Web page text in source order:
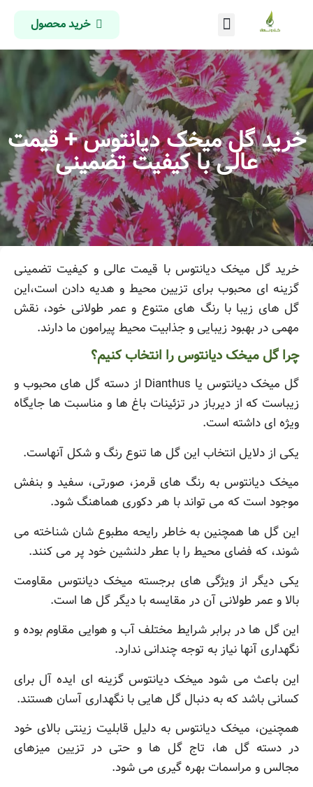
خرید محصول
خرید گل میخک دیانتوس + قیمت
عالی با کیفیت تضمینی
خرید گل میخک دیانتوس با قیمت عالی و کیفیت تضمینی
گزینه ای محبوب برای تزیین محیط و هدیه دادن است،این
گل های زیبا با رنگ های متنوع و عمر طولانی خود، نقش
مهمی در بهبود زیبایی و جذابیت محیط پیرامون ما دارند.
چرا گل میخک دیانتوس را انتخاب کنیم؟
گل میخک دیانتوس یا Dianthus از دسته گل های محبوب و
زیباست که از دیرباز در تزئینات باغ ها و مناسبت ها جایگاه
ویژه ای داشته است.
یکی از دلایل انتخاب این گل ها تنوع رنگ و شکل آنهاست.
میخک دیانتوس به رنگ های قرمز، صورتی، سفید و بنفش
موجود است که می تواند با هر دکوری هماهنگ شود.
این گل ها همچنین به خاطر رایحه مطبوع شان شناخته می
شوند، که فضای محیط را با عطر دلنشین خود پر می کنند.
یکی دیگر از ویژگی های برجسته میخک دیانتوس مقاومت
بالا و عمر طولانی آن در مقایسه با دیگر گل ها است.
این گل ها در برابر شرایط مختلف آب و هوایی مقاوم بوده و
نگهداری آنها نیاز به توجه چندانی ندارد.
این باعث می شود میخک دیانتوس گزینه ای ایده آل برای
کسانی باشد که به دنبال گل هایی با نگهداری آسان هستند.
همچنین، میخک دیانتوس به دلیل قابلیت زینتی بالای خود
در دسته گل ها، تاج گل ها و حتی در تزیین میزهای
مجالس و مراسمات بهره گیری می شود.